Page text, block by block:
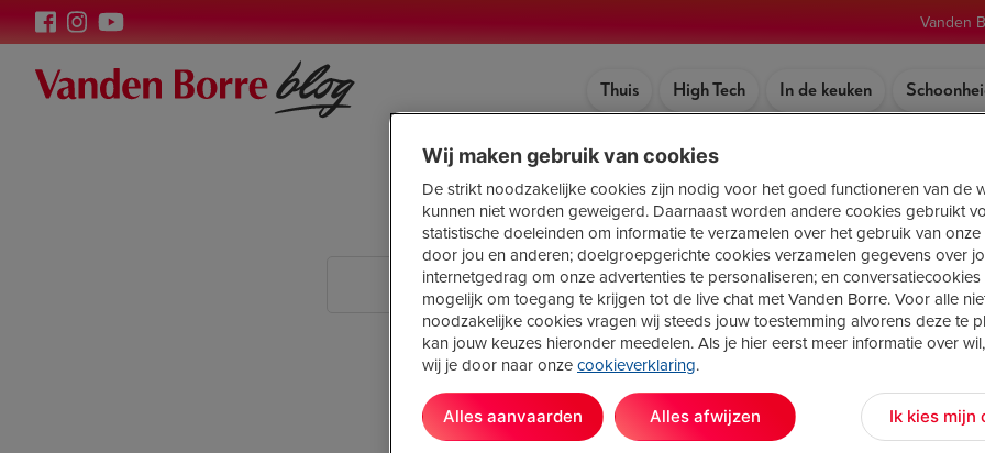
Vanden
Thuis High Tech In de keuken
stofzuiger met dweilfunctie
Voor jou getest: de Bosch Unlimited 7 Prohygienic
27 juni
Thuis
Wij maken gebruik van cookies
De strikt noodzakelijke cookies zijn nodig voor het goed functioneren van de
kunnen niet worden geweigerd. Daarnaast worden andere cookies gebruikt
statistische doeleinden om informatie te verzamelen over het gebruik van
door jou en anderen; doelgroepgerichte cookies verzamelen gegevens over
internetgedrag om onze advertenties te personaliseren; en
mogelijk om toegang te krijgen tot de live chat met Vanden Borre. Voor alle
noodzakelijke cookies vragen wij steeds jouw toestemming alvorens deze te
kan jouw keuzes hieronder meedelen. Als je hier eerst meer informatie over
wij je door naar onzecookieverklaring.
Ik kies mijn
Alles afwijzen
Alles aanvaarden